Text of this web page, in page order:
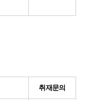
취재문의